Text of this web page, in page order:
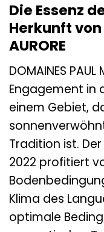
Die Essenz
Herkunft von
AURORE
DOMAINES
Engagement in
einem Gebiet,
Tradition ist. Der
2022 profitiert
Klima des
optimale